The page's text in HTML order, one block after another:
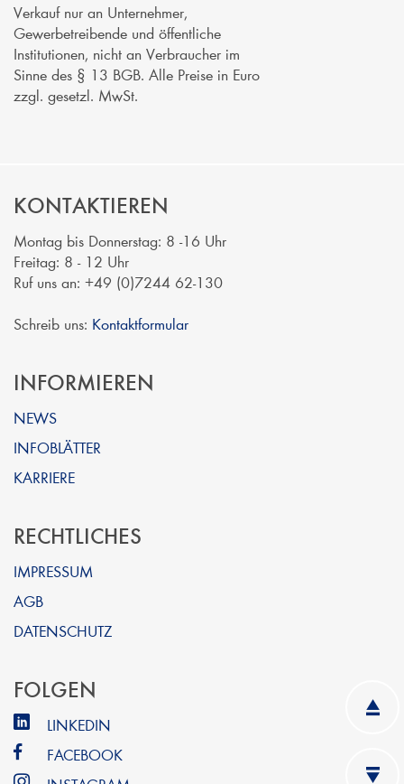
Verkauf nur an Unternehmer,
Gewerbetreibende und öffentliche
Institutionen, nicht an Verbraucher im
Sinne des § 13 BGB. Alle Preise in Euro
zzgl. gesetzl. MwSt.
KONTAKTIEREN
Montag bis Donnerstag: 8 -16 Uhr
Freitag: 8 - 12 Uhr
Ruf uns an: +49 (0)7244 62-130
Schreib uns: Kontaktformular
INFORMIEREN
NEWS
INFOBLÄTTER
KARRIERE
RECHTLICHES
IMPRESSUM
AGB
DATENSCHUTZ
FOLGEN
LINKEDIN
FACEBOOK